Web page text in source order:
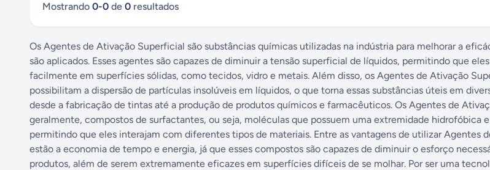
Mostrando 0-0 de 0 resultados
Os Agentes de Ativação Superficial são substâncias químicas utilizadas na indústria para melhorar a
são aplicados. Esses agentes são capazes de diminuir a tensão superficial de líquidos, permitindo que
facilmente em superfícies sólidas, como tecidos, vidro e metais. Além disso, os Agentes de Ativação
possibilitam a dispersão de partículas insolúveis em líquidos, o que torna essas substâncias úteis em
desde a fabricação de tintas até a produção de produtos químicos e farmacêuticos. Os Agentes de
geralmente, compostos de surfactantes, ou seja, moléculas que possuem uma extremidade hidrofóbica
permitindo que eles interajam com diferentes tipos de materiais. Entre as vantagens de utilizar Agentes
estão a economia de tempo e energia, já que esses compostos são capazes de diminuir o esforço
produtos, além de serem extremamente eficazes em superfícies difíceis de se molhar. Por ser uma